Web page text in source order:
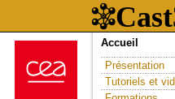
Accueil
Présentation
Tutoriels et